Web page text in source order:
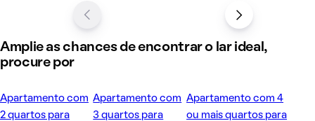
Amplie as chances de encontrar o lar ideal,
procure por
Apartamento com
2 quartos para
Apartamento com
3 quartos para
Apartamento com 4
ou mais quartos para